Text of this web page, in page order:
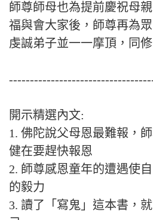
師尊師母也為提前慶祝母
福與會大家後，師尊再為
虔誠弟子並一一摩頂，同
開示精選內文:
1. 佛陀說父母恩最難報，
健在要趕快報恩
2. 師尊感恩童年的遭遇使
的毅力
3. 讀了「寫鬼」這本書，